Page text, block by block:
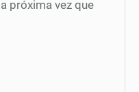
próxima vez que